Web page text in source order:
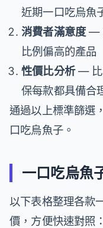
近期一口吃烏魚
消費者滿意度—
比例偏高的產品
性價比分析— 比
保每款都具備合
通過以上標準篩選
口吃烏魚子。
一口吃烏魚
以下表格整理各款
價，方便快速對照：